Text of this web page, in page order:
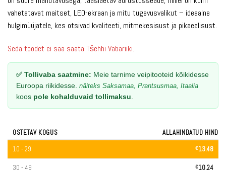
vahetatavat maitset, LED-ekraan ja mitu tugevusvalikut – ideaalne
hulgimüüjatele, kes otsivad kvaliteeti, mitmekesisust ja pikaealisust.
Seda toodet ei saa saata Tšehhi Vabariiki.
✅ Tollivaba saatmine: Meie tarnime veipitooteid kõikidesse
Euroopa riikidesse. näiteks Saksamaa, Prantsusmaa, Itaalia
koos pole kohalduvaid tollimaksu
OSTETAV KOGUS
ALLAHINDATUD HIND
10 - 29
€13.48
30 - 49 €10.24